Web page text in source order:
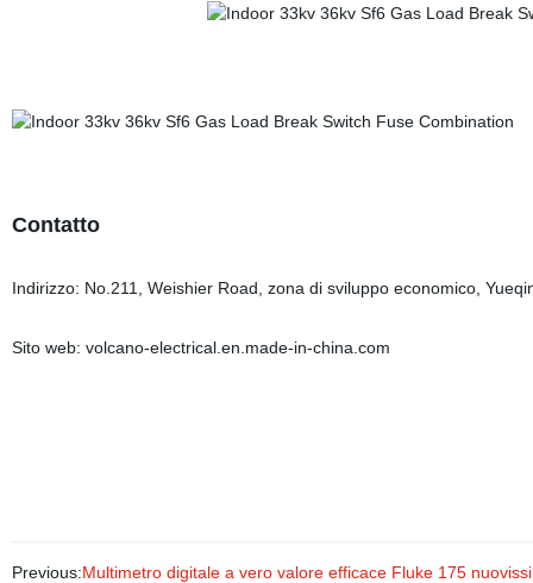
Contatto
Indirizzo: No.211, Weishier Road, zona di sviluppo economico,
Sito web: volcano-electrical.en.made-in-china.com
Previous:Multimetro digitale a vero valore efficace Fluke 175